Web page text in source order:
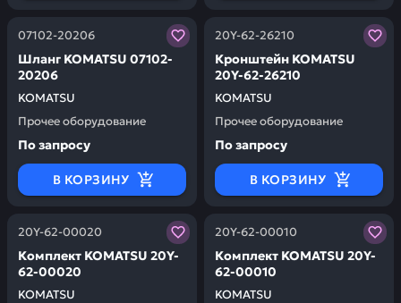
07102-20206
KOMATSU
Шланг KOMATSU 07102-
20206
Прочее оборудование
Заказывая запчасти у нас, вы получаете гарантию
По запросу
В КОРЗИНУ
20Y-62-26210
KOMATSU
Кронштейн KOMATSU
20Y-62-26210
Прочее оборудование
Заказывая запчасти у
По запросу
В КОРЗИНУ
20Y-62-00020
KOMATSU
Комплект KOMATSU 20Y-
62-00020
Заказывая запчасти у нас, вы получаете гарантию
20Y-62-00010
KOMATSU
Комплект KOMATSU 20Y-
62-00010
Заказывая запчасти у